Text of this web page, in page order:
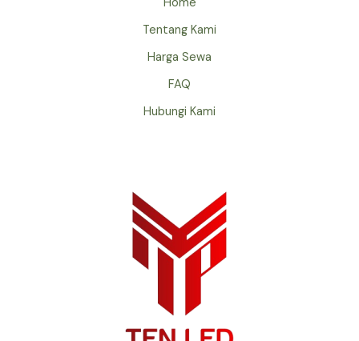
Tentang Kami
Harga Sewa
FAQ
Hubungi Kami